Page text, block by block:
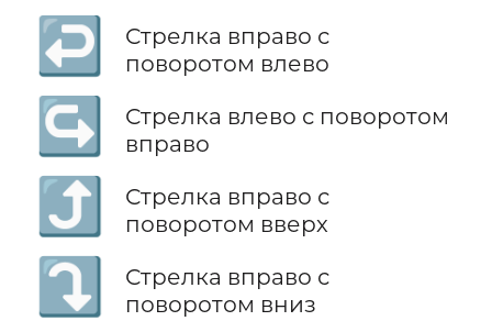
↩️
Стрелка вправо с
поворотом влево
↪️
Стрелка влево с поворотом
вправо
⤴️
Стрелка вправо с
поворотом вверх
⤵️
Стрелка вправо с
поворотом вниз